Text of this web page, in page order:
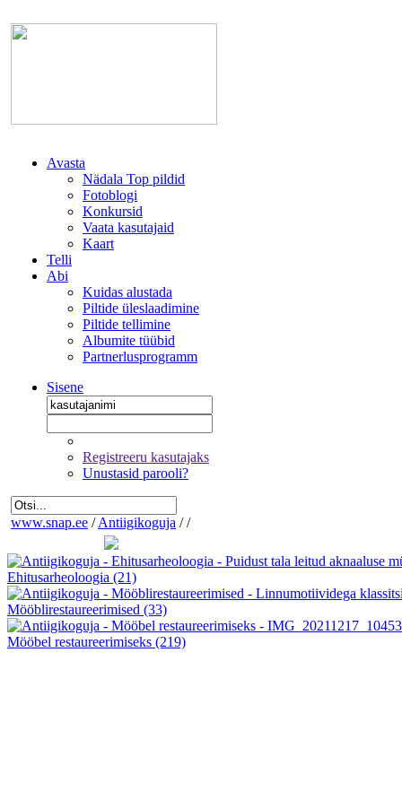
Avasta
Nädala Top pildid
Fotoblogi
Konkursid
Vaata kasutajaid
Kaart
Telli
Abi
Kuidas alustada
Piltide üleslaadimine
Piltide tellimine
Albumite tüübid
Partnerlusprogramm
Sisene
Registreeru kasutajaks
Unustasid parooli?
www.snap.ee / Antiigikoguja / /
Ehitusarheoloogia (21)
Mööblirestaureerimised (33)
Mööbel restaureerimiseks (219)